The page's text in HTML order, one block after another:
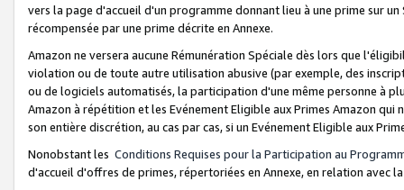
vers la page d'accueil d'un programme donnant lieu à une prime sur
récompensée par une prime décrite en Annexe.
Amazon ne versera aucune Rémunération Spéciale dès lors que
violation ou de toute autre utilisation abusive (par exemple, des
ou de logiciels automatisés, la participation d'une même personne à
Amazon à répétition et les Evénement Eligible aux Primes Amazon qui
son entière discrétion, au cas par cas, si un Evénement Eligible aux
Nonobstant les Conditions Requises pour la Participation au
d'accueil d'offres de primes, répertoriées en Annexe, en relation avec